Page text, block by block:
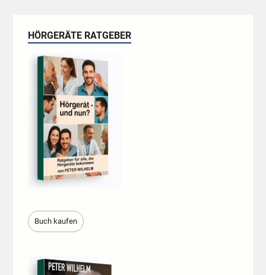
HÖRGERÄTE RATGEBER
Buch kaufen